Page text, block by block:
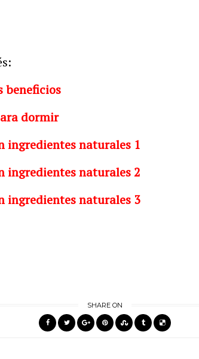
beneficios
dormir
ingredientes naturales 1
ingredientes naturales 2
ingredientes naturales 3
SHARE ON